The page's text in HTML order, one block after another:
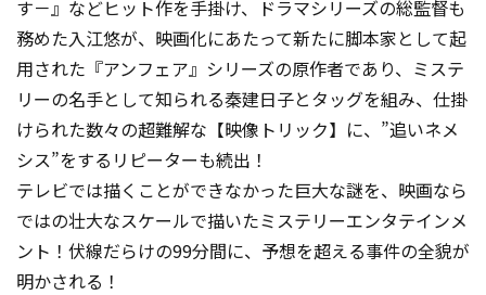
す－』などヒット作を手掛け、ドラマシリーズの総監督も
務めた入江悠が、映画化にあたって新たに脚本家として起
用された『アンフェア』シリーズの原作者であり、ミステ
リーの名手として知られる秦建日子とタッグを組み、仕掛
けられた数々の超難解な【映像トリック】に、”追いネメ
シス”をするリピーターも続出！
テレビでは描くことができなかった巨大な謎を、映画なら
ではの壮大なスケールで描いたミステリーエンタテインメ
ント！伏線だらけの99分間に、予想を超える事件の全貌が
明かされる！